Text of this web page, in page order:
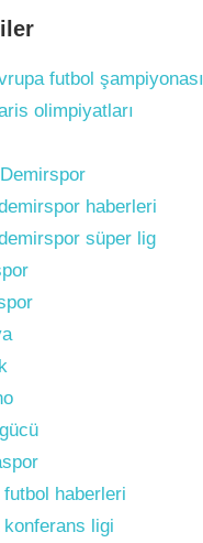
futbol şampiyonası
olimpiyatları
haberleri
süper lig
haberleri
ligi